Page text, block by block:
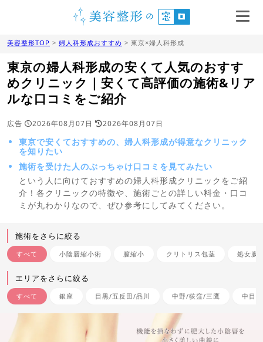
美容整形TOP > 婦人科形成おすすめ > 東京×婦人科形成
東京の婦人科形成の安くて人気のおすす
めクリニック｜安くて高評価の施術&リア
ルな口コミをご紹介
広告 2026年08月07日 2026年08月07日
東京で安くておすすめの、婦人科形成が得意なクリニック
を知りたい
施術を受けた人のぶっちゃけ口コミを見てみたい
という人に向けておすすめの婦人科形成クリニックをご紹
介！各クリニックの特徴や、施術ごとの詳しい料金・口コ
ミが丸わかりなので、ぜひ参考にしてみてください。
施術をさらに絞る
すべて 小陰唇縮小術 膣縮小 クリトリス包茎 処女膜
エリアをさらに絞る
すべて 銀座 目黒/五反田/品川 中野/荻窪/三鷹 中目